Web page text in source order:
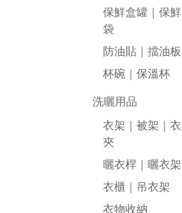
保鮮盒罐｜保鮮
袋
防油貼｜擋油板
杯碗｜保溫杯
洗曬用品
衣架｜被架｜衣
夾
曬衣桿｜曬衣架
衣櫃｜吊衣架
衣物收納